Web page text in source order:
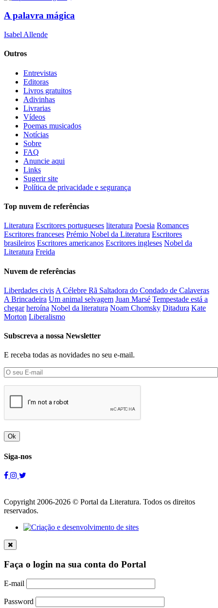
A palavra mágica
Isabel Allende
Outros
Entrevistas
Editoras
Livros gratuitos
Adivinhas
Livrarias
Vídeos
Poemas musicados
Notícias
Sobre
FAQ
Anuncie aqui
Links
Sugerir site
Política de privacidade e segurança
Top nuvem de referências
Literatura Escritores portugueses literatura Poesia Romances
Escritores franceses Prémio Nobel da Literatura Escritores
brasileiros Escritores americanos Escritores ingleses Nobel da
Literatura Freida
Nuvem de referências
Liberdades civis A Célebre Rã Saltadora do Condado de Calaveras
A Brincadeira Um animal selvagem Juan Marsé Tempestade está a
chegar heroína Nobel da literatura Noam Chomsky Ditadura Kate
Morton Liberalismo
Subscreva a nossa Newsletter
E receba todas as novidades no seu e-mail.
Ok
Siga-nos
Copyright 2006-2026 © Portal da Literatura. Todos os direitos
reservados.
Faça o login na sua conta do Portal
E-mail
Password